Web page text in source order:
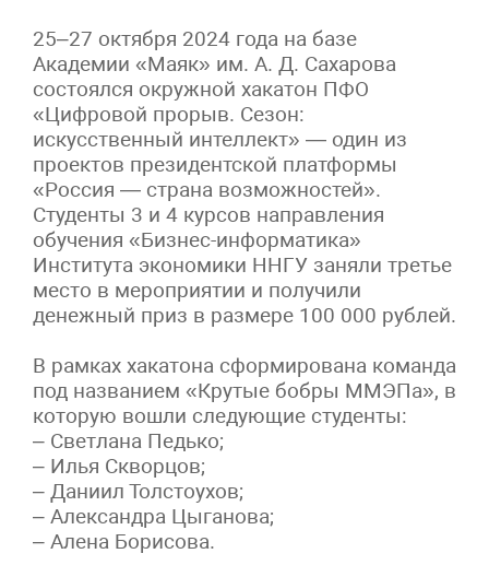
25–27 октября 2024 года на базе
Академии «Маяк» им. А. Д. Сахарова
состоялся окружной хакатон ПФО
«Цифровой прорыв. Сезон:
искусственный интеллект» — один из
проектов президентской платформы
«Россия — страна возможностей».
Студенты 3 и 4 курсов направления
обучения «Бизнес-информатика»
Института экономики ННГУ заняли третье
место в мероприятии и получили
денежный приз в размере 100 000 рублей.
В рамках хакатона сформирована команда
под названием «Крутые бобры ММЭПа», в
которую вошли следующие студенты:
– Светлана Педько;
– Илья Скворцов;
– Даниил Толстоухов;
– Александра Цыганова;
– Алена Борисова.